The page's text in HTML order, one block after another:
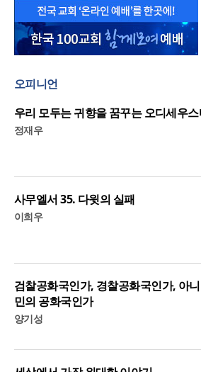
오피니언
우리 모두는 귀향을 꿈꾸는 오디세우
정재우
사무엘서 35. 다윗의 실패
이희우
검찰공화국인가, 경찰공화국인가, 아
민의 공화국인가
양기성